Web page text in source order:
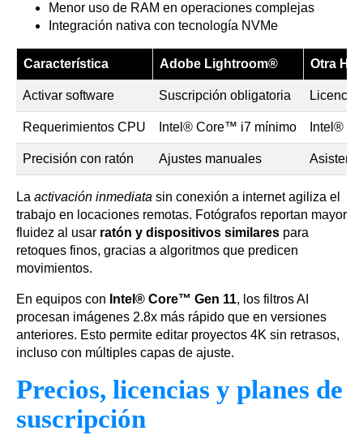
Menor uso de RAM en operaciones complejas
Integración nativa con tecnología NVMe
Característica Adobe Lightroom® Otra
Activar software Suscripción obligatoria Licencia
Requerimientos CPU Intel® Core™ i7 mínimo Intel®
Precisión con ratón Ajustes manuales
La activación inmediata sin conexión a internet agiliza el
trabajo en locaciones remotas. Fotógrafos reportan mayor
fluidez al usar ratón y dispositivos similares para
retoques finos, gracias a algoritmos que predicen
movimientos.
En equipos con Intel® Core™ Gen 11, los filtros AI
procesan imágenes 2.8x más rápido que en versiones
anteriores. Esto permite editar proyectos 4K sin retrasos,
incluso con múltiples capas de ajuste.
Precios, licencias y planes de
suscripción